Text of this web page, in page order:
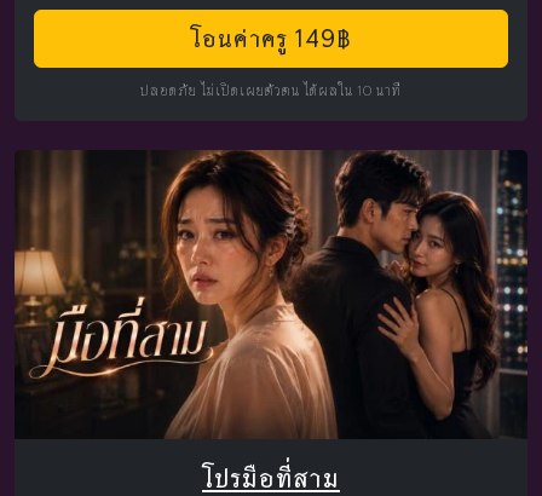
โอนค่าครู 149฿
ปลอดภัย ไม่เปิดเผยตัวตน ได้ผลใน 10 นาที
โปรมือที่สาม